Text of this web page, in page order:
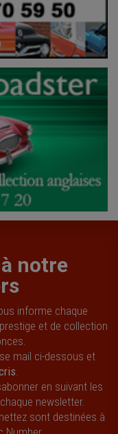
notre
informe chaque
et de collection
mail ci-dessous et
en suivant les
newsletter.
sont destinées à